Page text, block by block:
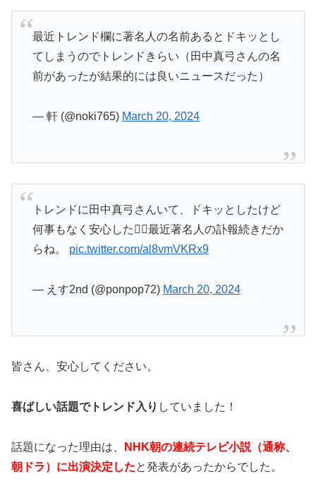
最近トレンド欄に著名人の名前あるとドキッとし
てしまうのでトレンドきらい（田中真弓さんの名
前があったが結果的には良いニュースだった）
— 軒 (@noki765) March 20, 2024
トレンドに田中真弓さんいて、ドキッとしたけど
何事もなく安心した😮‍💨最近著名人の訃報続きだか
らね。 pic.twitter.com/al8vmVKRx9
— えす2nd (@ponpop72) March 20, 2024
皆さん、安心してください。
喜ばしい話題でトレンド入り していました！
話題になった理由は、
NHK朝の連続テレビ小説（通称、
朝ドラ）に出演決定したと発表があったからでした。